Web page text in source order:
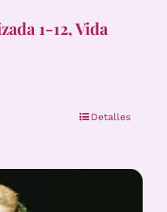
1-12, Vida
Detalles